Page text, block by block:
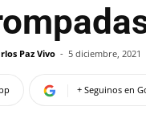
Paz Vivo - 5 diciembre, 2021
+ Seguinos en